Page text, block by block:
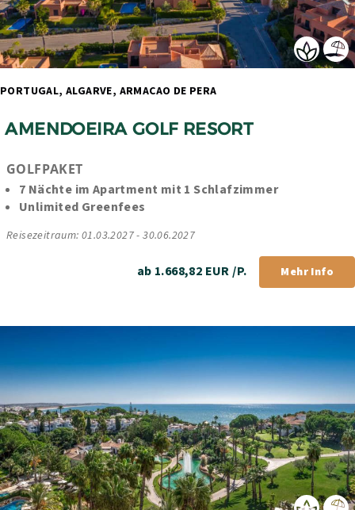
AMENDOEIRA GOLF RESORT
GOLFPAKET
7 Nächte im Apartment mit 1 Schlafzimmer
Unlimited Greenfees
Reisezeitraum: 01.03.2027 - 30.06.2027
ab 1.668,82 EUR /P. Mehr Info